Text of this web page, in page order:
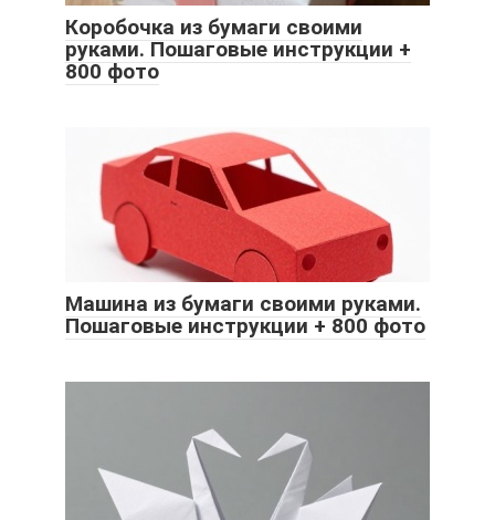
Коробочка из бумаги своими
руками. Пошаговые инструкции +
800 фото
Машина из бумаги своими руками.
Пошаговые инструкции + 800 фото